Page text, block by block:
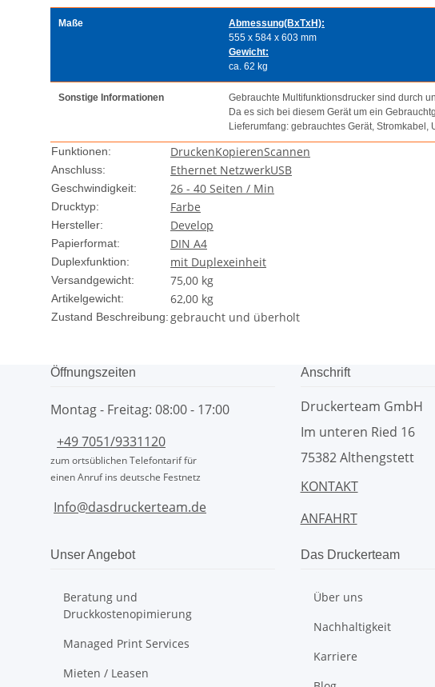
Maße
Abmessung(BxTxH):
555 x 584 x 603 mm
Gewicht:
ca. 62 kg
Sonstige Informationen
Gebrauchte Multifunktionsdrucker sind durch
Da es sich bei diesem Gerät um ein
Lieferumfang: gebrauchtes Gerät,
Funktionen: DruckenKopierenScannen
Anschluss: Ethernet NetzwerkUSB
Geschwindigkeit: 26 - 40 Seiten / Min
Drucktyp: Farbe
Hersteller: Develop
Papierformat: DIN A4
Duplexfunktion: mit Duplexeinheit
Versandgewicht: 75,00 kg
Artikelgewicht: 62,00 kg
Zustand Beschreibung:gebraucht und überholt
Öffnungszeiten
Montag - Freitag: 08:00 - 17:00
+49 7051/9331120
zum ortsüblichen Telefontarif für
einen Anruf ins deutsche Festnetz
Info@dasdruckerteam.de
Anschrift
Druckerteam GmbH
Im unteren Ried 16
75382 Althengstett
KONTAKT
ANFAHRT
Unser Angebot
Beratung und
Druckkostenopimierung
Managed Print Services
Mieten / Leasen
Das Druckerteam
Über uns
Nachhaltigkeit
Karriere